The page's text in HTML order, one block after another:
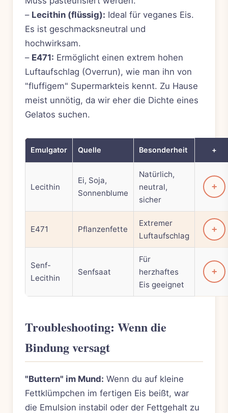
– Lecithin (flüssig): Ideal für veganes Eis.
Es ist geschmacksneutral und
hochwirksam.
– E471: Ermöglicht einen extrem hohen
Luftaufschlag (Overrun), wie man ihn von
"fluffigem" Supermarkteis kennt. Zu Hause
meist unnötig, da wir eher die Dichte eines
Gelatos suchen.
Emulgator Quelle Besonderheit +
Lecithin
Ei, Soja,
Sonnenblume
Natürlich,
neutral,
sicher
+
E471 Pflanzenfette
Extremer
Luftaufschlag
+
Senf-
Lecithin
Senfsaat
Für
herzhaftes
Eis geeignet
+
Troubleshooting: Wenn die
Bindung versagt
"Buttern" im Mund: Wenn du auf kleine
Fettklümpchen im fertigen Eis beißt, war
die Emulsion instabil oder der Fettgehalt zu